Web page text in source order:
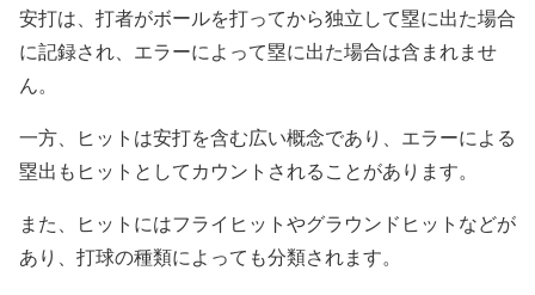
安打は、打者がボールを打ってから独立して塁に出た場合
に記録され、エラーによって塁に出た場合は含まれませ
ん。
一方、ヒットは安打を含む広い概念であり、エラーによる
塁出もヒットとしてカウントされることがあります。
また、ヒットにはフライヒットやグラウンドヒットなどが
あり、打球の種類によっても分類されます。